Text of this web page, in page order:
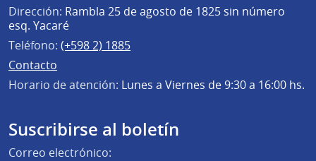
Dirección: Rambla 25 de agosto de 1825 sin número
esq. Yacaré
Teléfono: (+598 2) 1885
Contacto
Horario de atención: Lunes a Viernes de 9:30 a 16:00 hs.
Suscribirse al boletín
Correo electrónico: